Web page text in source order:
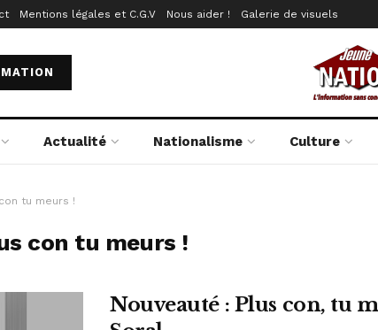
Mentions légales et C.G.V Nous aider ! Galerie de visuels
Actualité Nationalisme Culture
tu meurs !
con tu meurs !
Nouveauté : Plus con, tu